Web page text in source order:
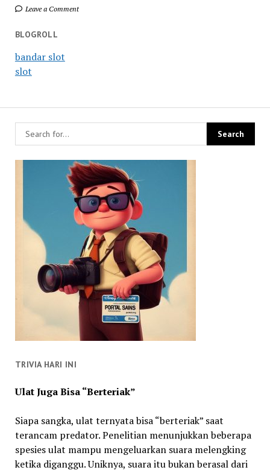
Leave a Comment
BLOGROLL
bandar slot
slot
TRIVIA HARI INI
Ulat Juga Bisa “Berteriak”
Siapa sangka, ulat ternyata bisa “berteriak” saat
terancam predator. Penelitian menunjukkan beberapa
spesies ulat mampu mengeluarkan suara melengking
ketika diganggu. Uniknya, suara itu bukan berasal dari